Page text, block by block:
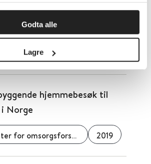
Godta alle
Lagre
ensomhet?
hjemmebesøk til
Norge
Senter for omsorgsforskning 2019